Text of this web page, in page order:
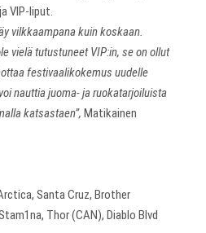
VIP-liput.
vilkkaampana kuin koskaan.
vielä tutustuneet VIP:in, se on ollut
festivaalikokemus uudelle
nauttia juoma- ja ruokatarjoiluista
katsastaen”, Matikainen
Santa Cruz, Brother
Thor (CAN), Diablo Blvd